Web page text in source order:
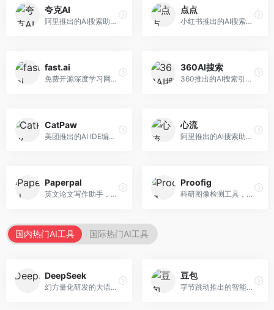
夸克AI
阿里推出的AI搜索助手，整合搜索与AI功能。面向年轻用户，提供智能搜索、文档处理、学习辅助等服务，与夸克生态深度整合。
点点
小红书推出的AI搜索应用，专注于生活方式内容搜索。面向小红书用户，提供生活攻略、消费决策、内容推荐等服务，生活方式内容丰富。
fast.ai
免费开源深度学习网站，专注于实用AI教学。面向开发者，提供免费深度学习课程、实战项目、代码库等资源，学习门槛低。
360AI搜索
360推出的AI搜索引擎，专注于安全智能搜索。面向普通用户，提供智能问答、网页搜索、内容整理等服务，安全防护能力强。
CatPaw
美团推出的AI IDE编程工具，专注于本地开发生态。面向开发者，提供智能代码补全、代码生成、项目管理等服务，本地开发体验好。
心流
阿里推出的AI搜索助手，专注于智能信息获取。面向普通用户，提供智能搜索、内容整理、知识问答等服务，与阿里生态深度整合。
Paperpal
英文论文写作助手，专注于学术英语润色。面向需要发表国际期刊的研究者，提供语法检查、学术表达优化、格式规范等服务，英语表达地道专业。
Proofig
科研图像检测工具，专注于学术图像完整性验证。面向科研人员，提供图像检测、重复分析、报告生成等服务，学术检测专业。
国内热门AI工具 国际热门AI工具
DeepSeek
幻方量化研发的大语言模型平台，专注于深度推理和代码生成能力。面向开发者、研究人员和技术爱好者，提供强大的逻辑推理和数学计算功能，开源生态完善，API接口友好。
豆包
字节跳动推出的智能对话助手平台，提供文本创作、知识问答、英语学习等多种AI服务。面向普通用户和内容创作者，支持多轮对话和文件解析，免费使用，响应速度快，中文理解能力强。